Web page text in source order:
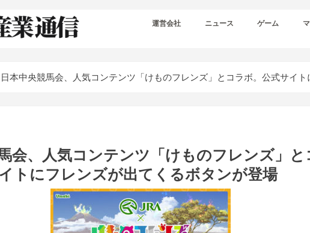
運営会社 ニュース ゲーム
日本中央競馬会、人気コンテンツ「けものフレンズ」とコラボ。公式サイ
会、人気コンテンツ「けものフレンズ」と
トにフレンズが出てくるボタンが登場